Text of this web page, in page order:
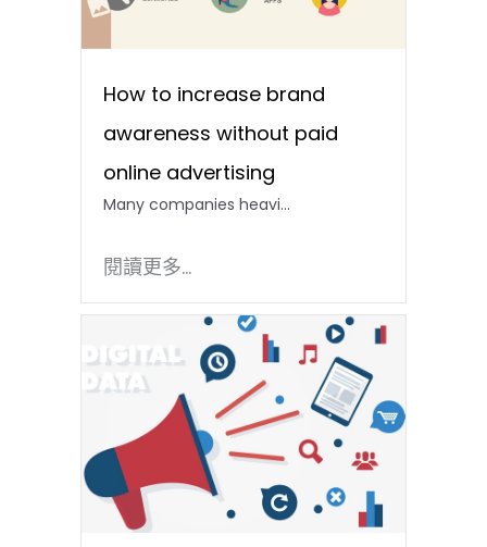
How to increase brand
awareness without paid
online advertising
Many companies heavi...
閱讀更多...